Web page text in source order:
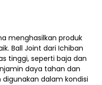
menghasilkan produk
Ball Joint dari Ichiban
tinggi, seperti baja dan
daya tahan dan
dalam kondisi